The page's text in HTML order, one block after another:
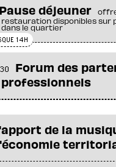
Pause déjeuner
restauration disponibles sur
dans le quartier
14H
Forum des
professionnels
de la